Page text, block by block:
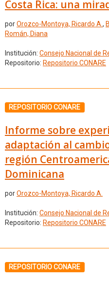
Costa Rica: una
porOrozco-Montoya, Ricardo A.,
Román, Diana
Institución: Consejo Nacional de
Repositorio: Repositorio CONARE
REPOSITORIO CONARE
Informe sobre
adaptación al
región
Dominicana
porOrozco-Montoya, Ricardo A.
Institución: Consejo Nacional de
Repositorio: Repositorio CONARE
REPOSITORIO CONARE